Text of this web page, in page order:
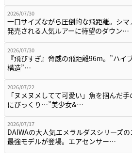
2026/07/30
一口サイズながら圧倒的な飛距離。シマ
発売される人気ルアーに待望のダウン…
2026/07/30
『飛びすぎ』脅威の飛距離96m。”ハイ
構造”…
2026/07/22
「ヌメヌメしてて可愛い」魚を掴んだ手
にびっくり…”美少女&…
2026/07/17
DAIWAの大人気エメラルダスシリーズ
最強モデルが登場。エアセンサー…